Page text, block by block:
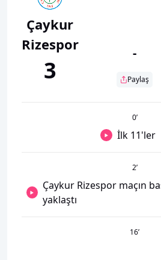
Çaykur
Rizespor
3
-
Paylaş
0’
İlk 11'ler
2’
Çaykur Rizespor maçın
yaklaştı
16’